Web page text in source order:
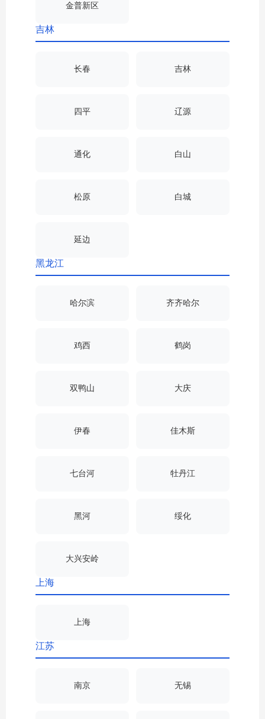
金普新区
吉林
长春 吉林
四平 辽源
通化 白山
松原 白城
延边
黑龙江
哈尔滨 齐齐哈尔
鸡西 鹤岗
双鸭山 大庆
伊春 佳木斯
七台河 牡丹江
黑河 绥化
大兴安岭
上海
上海
江苏
南京 无锡